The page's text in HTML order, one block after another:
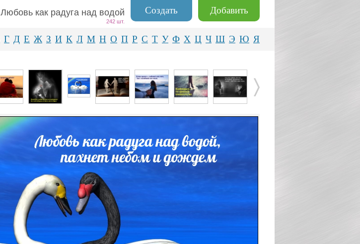
Добавить
Создать
Любовь как радуга над водой
242 шт.
Г Д Е Ж З И К Л М Н О П Р С Т У Ф Х Ц Ч Ш Э Ю Я